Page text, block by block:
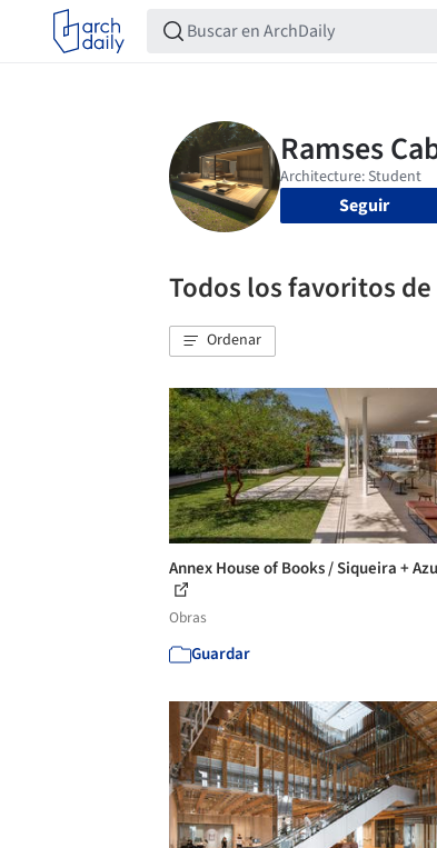
Seguir
Todos los favoritos
Ordenar
Annex House of Books / Siqueira +
Obras
Guardar